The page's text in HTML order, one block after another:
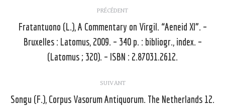
article
PRÉCÉDENT
Article
précédent
Fratantuono (L.), A Commentary on Virgil. “Aeneid XI”. –
Bruxelles : Latomus, 2009. – 340 p. : bibliogr., index. –
(Latomus ; 320). – ISBN : 2.87031.2612.
SUIVANT
Songu (F.), Corpus Vasorum Antiquorum. The Netherlands 12.